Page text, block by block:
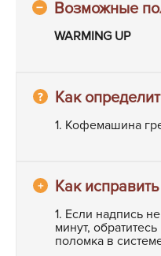
WARMING UP
1. Кофемашина
1. Если надпись
минут,
поломка в